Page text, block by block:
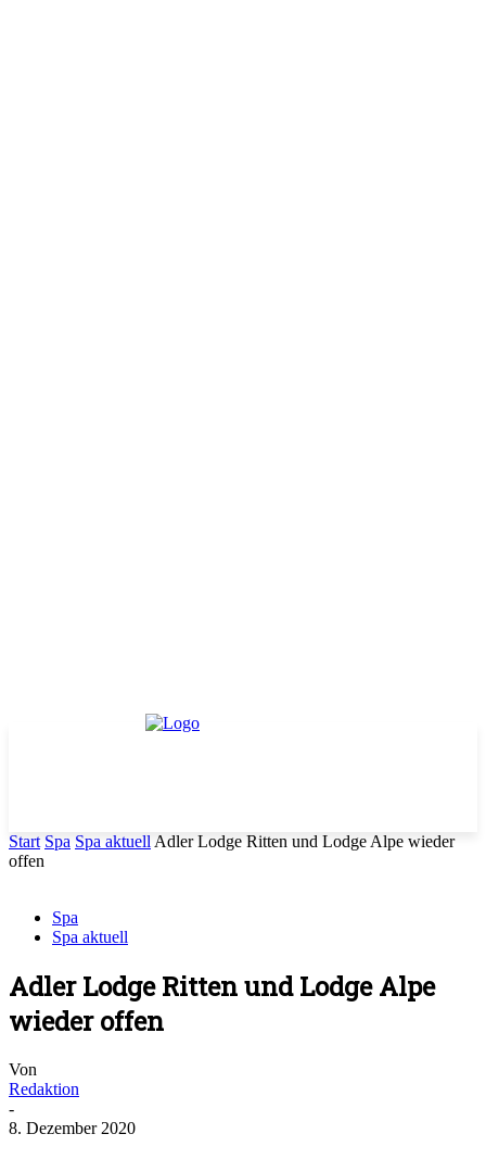
Start Spa Spa aktuell Adler Lodge Ritten und Lodge Alpe wieder
offen
Spa
Spa aktuell
Adler Lodge Ritten und Lodge Alpe
wieder offen
Von
Redaktion
-
8. Dezember 2020